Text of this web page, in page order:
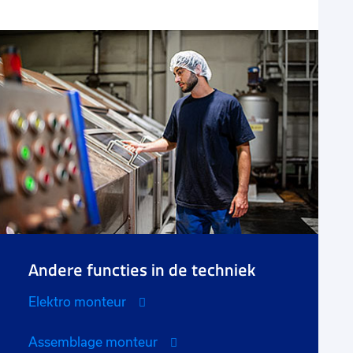
Andere functies in de techniek
Elektro monteur
Assemblage monteur